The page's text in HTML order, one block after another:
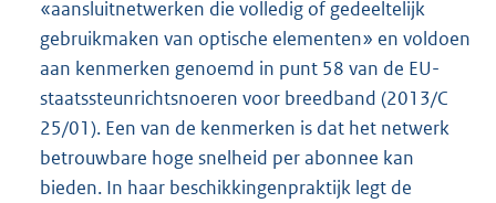
:«aansluitnetwerken die volledig of gedeeltelijk
gebruikmaken van optische elementen» en voldoen
aan kenmerken genoemd in punt 58 van de EU-
staatssteunrichtsnoeren voor breedband (2013/C
25/01). Een van de kenmerken is dat het netwerk
betrouwbare hoge snelheid per abonnee kan
bieden. In haar beschikkingenpraktijk legt de